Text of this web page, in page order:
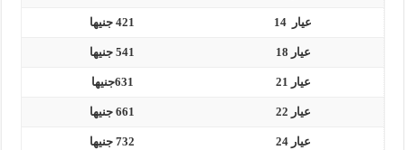
عيار 14 421 جنيها
عيار 18 541 جنيها
عيار 21 631جنيها
عيار 22 661 جنيها
عيار 24 732 جنيها